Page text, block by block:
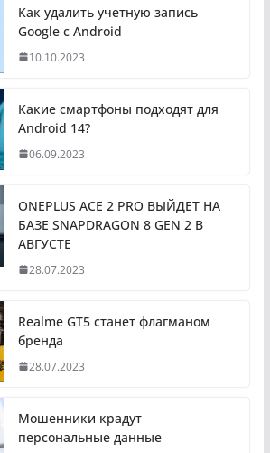
Как удалить учетную запись
Google с Android
10.10.2023
Какие смартфоны подходят для
Android 14?
06.09.2023
ONEPLUS ACE 2 PRO ВЫЙДЕТ НА
БАЗЕ SNAPDRAGON 8 GEN 2 В
АВГУСТЕ
28.07.2023
Realme GT5 станет флагманом
бренда
28.07.2023
Мошенники крадут
персональные данные